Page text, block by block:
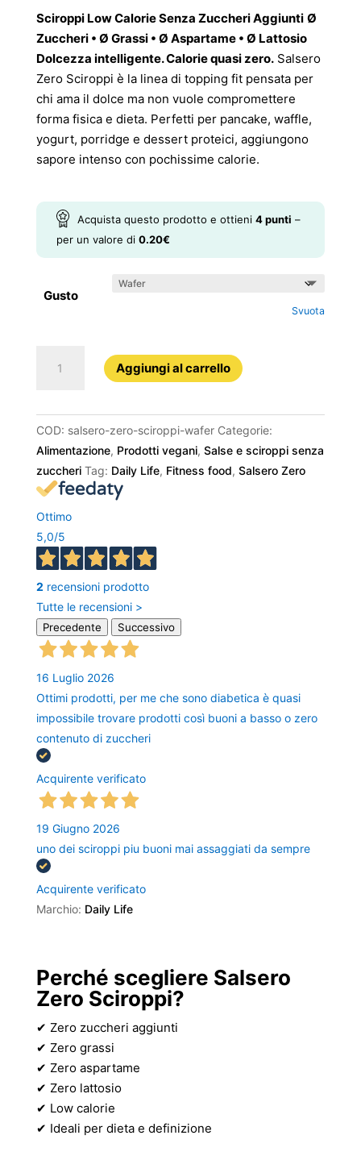
originale
era:
5,40 €.
attuale
è:
4,32 €.
Sciroppi Low Calorie Senza Zuccheri Aggiunti Ø
Zuccheri • Ø Grassi • Ø Aspartame • Ø Lattosio
Dolcezza intelligente. Calorie quasi zero.Salsero
Zero Sciroppi è la linea di topping fit pensata per
chi ama il dolce ma non vuole compromettere
forma fisica e dieta. Perfetti per pancake, waffle,
yogurt, porridge e dessert proteici, aggiungono
sapore intenso con pochissime calorie.
Acquista questo prodotto e ottieni 4punti –
per un valore di 0.20€
Gusto
Svuota
Zero
quantità
Aggiungi al carrello
COD: salsero-zero-sciroppi-wafer Categorie:
Alimentazione, Prodotti vegani, Salse e sciroppi senza
zuccheri Tag: Daily Life, Fitness food, Salsero Zero
Ottimo
5,0/5
2 recensioni prodotto
Tutte le recensioni >
Precedente Successivo
16 Luglio 2026
Ottimi prodotti, per me che sono diabetica è quasi
impossibile trovare prodotti così buoni a basso o zero
contenuto di zuccheri
Acquirente verificato
19 Giugno 2026
uno dei sciroppi piu buoni mai assaggiati da sempre
Acquirente verificato
Marchio: Daily Life
Perché scegliere Salsero
Zero Sciroppi?
✔ Zero zuccheri aggiunti
✔ Zero grassi
✔ Zero aspartame
✔ Zero lattosio
✔ Low calorie
✔ Ideali per dieta e definizione